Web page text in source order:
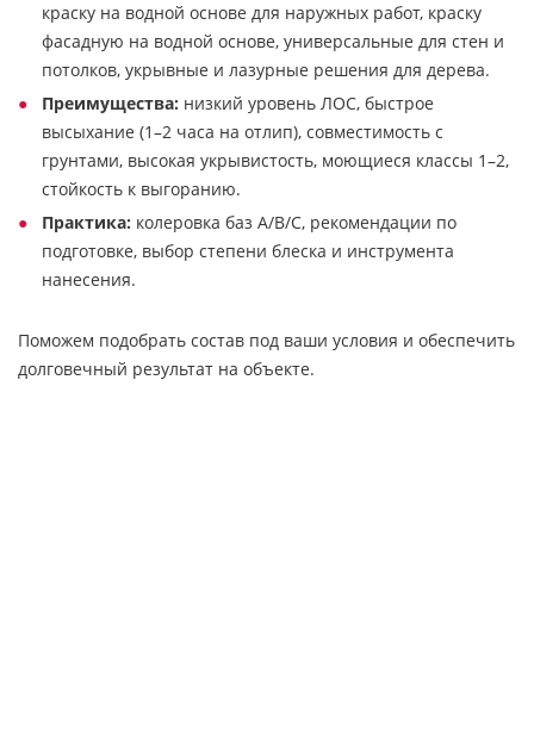
краску на водной основе для наружных работ, краску
фасадную на водной основе, универсальные для стен и
потолков, укрывные и лазурные решения для дерева.
Преимущества: низкий уровень ЛОС, быстрое
высыхание (1–2 часа на отлип), совместимость с
грунтами, высокая укрывистость, моющиеся классы 1–2,
стойкость к выгоранию.
Практика: колеровка баз A/B/C, рекомендации по
подготовке, выбор степени блеска и инструмента
нанесения.
Поможем подобрать состав под ваши условия и обеспечить
долговечный результат на объекте.